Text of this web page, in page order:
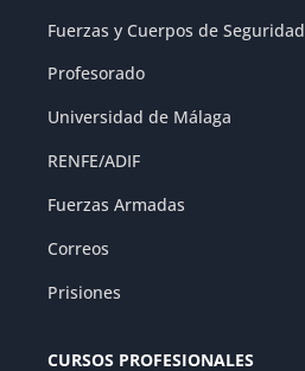
Fuerzas y Cuerpos de Seguridad
Profesorado
Universidad de Málaga
RENFE/ADIF
Fuerzas Armadas
Correos
Prisiones
CURSOS PROFESIONALES